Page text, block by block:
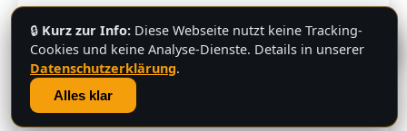
grobe Richtung: Fahrzeuge mit Motorschaden
bringen je nach Restwert der Karosserie und
der Teile oft noch mehrere hundert bis
mehrere tausend Euro. Schicken Sie uns die
Fahrzeugdaten – Sie bekommen von uns eine
💬
🔒 Kurz zur Info: Diese Webseite nutzt keine Tracking-
Cookies und keine Analyse-Dienste. Details in unserer
Datenschutzerklärung.
Alles klar